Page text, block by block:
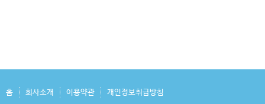
홈 회사소개 이용약관 개인정보취급방침